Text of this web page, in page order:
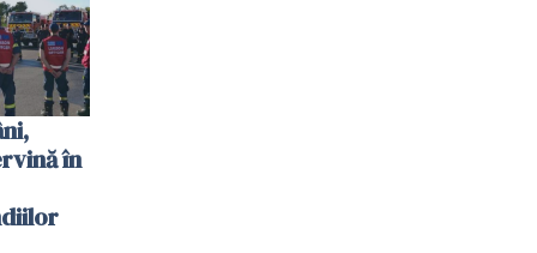
în